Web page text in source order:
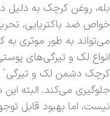
بله، روغن کرچک به دلیل
خواص ضد باکتریایی،
می‌تواند به طور موثری
انواع لک و تیرگی‌های
کرچک دشمن لک و تیرگی`
جلوگیری می‌کند. البته
نیست، اما بهبود قابل